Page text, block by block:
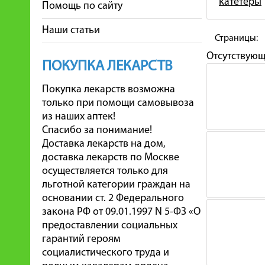
Помощь по сайту
Наши статьи
ПОКУПКА ЛЕКАРСТВ
Покупка лекарств возможна
только при помощи самовывоза
из наших аптек!
Спасибо за понимание!
Доставка лекарств на дом,
доставка лекарств по Москве
осуществляется только для
льготной категории граждан на
основании ст. 2 Федерального
закона РФ от 09.01.1997 N 5-ФЗ «О
предоставлении социальных
гарантий героям
социалистического труда и
Страницы: